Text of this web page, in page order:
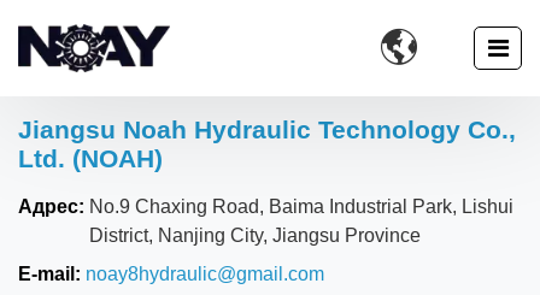

Jiangsu Noah Hydraulic Technology Co.,
Ltd. (NOAH)
Адрес: No.9 Chaxing Road, Baima Industrial Park, Lishui
District, Nanjing City, Jiangsu Province
E-mail: noay8hydraulic@gmail.com